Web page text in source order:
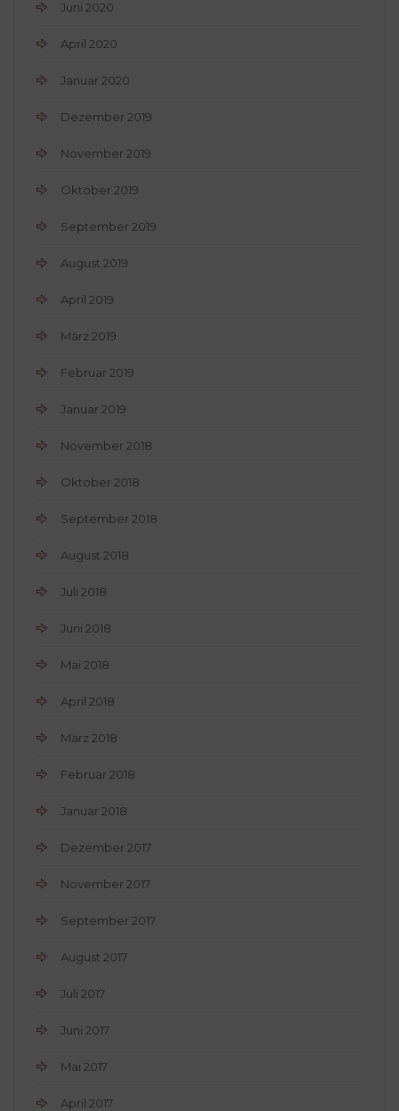
Juni 2020
April 2020
Januar 2020
Dezember 2019
November 2019
Oktober 2019
September 2019
August 2019
April 2019
März 2019
Februar 2019
Januar 2019
November 2018
Oktober 2018
September 2018
August 2018
Juli 2018
Juni 2018
Mai 2018
April 2018
März 2018
Februar 2018
Januar 2018
Dezember 2017
November 2017
September 2017
August 2017
Juli 2017
Juni 2017
Mai 2017
April 2017